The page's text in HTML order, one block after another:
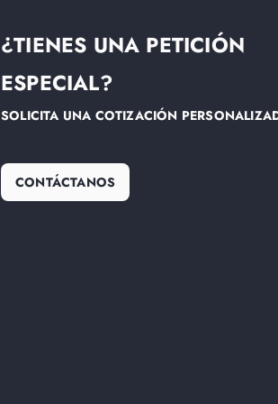
¿TIENES UNA PETICIÓN
ESPECIAL?
SOLICITA UNA COTIZACIÓN
CONTÁCTANOS